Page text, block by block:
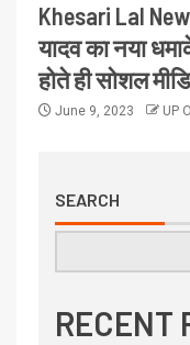
Khesari Lal
यादव का नया
होते ही सोशल
June 9, 2023 UP
SEARCH
RECENT